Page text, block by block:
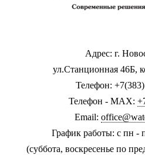
Адрес: г.
ул.Станционная 46Б,
Телефон:
Телефон - MAX:
Email:
График работы: с пн -
(суббота, воскресенье по